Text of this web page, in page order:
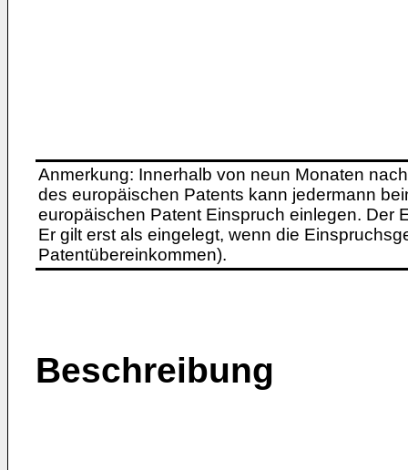
Anmerkung: Innerhalb von neun Monaten
des europäischen Patents kann jedermann
europäischen Patent Einspruch einlegen. Der
Er gilt erst als eingelegt, wenn die
Patentübereinkommen).
Beschreibung